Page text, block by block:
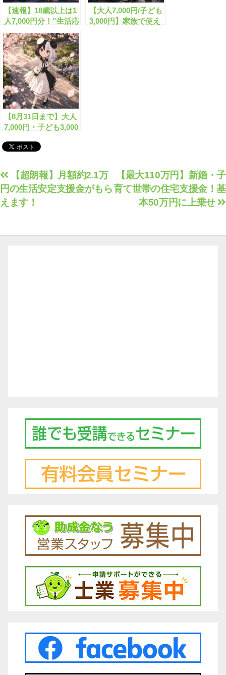
【速報】18歳以上は1
人7,000円分！”生活応
援カード”が無料配布
されます！
【大人7,000円/子ども
3,000円】家族で使え
【8月31日まで】大人
7,000円・子ども3,000
ド”を使い切ろう
投
稿
ナ
ゲ
【最大110万円】新婚・子
育て世帯の住宅支援金！基
本50万円に上乗せ
【超朗報】月額約2.1万
円の生活安定支援金がもら
えます！